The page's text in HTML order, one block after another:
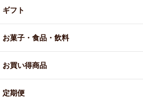
ギフト
お菓子・食品・飲料
お買い得商品
定期便